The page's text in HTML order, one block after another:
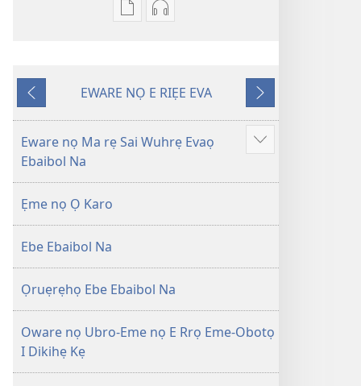
Oghẹrẹ
nọ
rẹ
sae
Ọkpokpọ
Ikereakere
Efuafo
Na
(Onọ
Oghẹrẹ
danlodu
Akpọ
Ọkpokpọ
Na
a
wariẹ
fa
evaọ
2013)
Onọ
U
Kpemu
EWARE NỌ E RIẸE EVA
Onọ
O
Kẹle
Eware nọ Ma rẹ Sai Wuhrẹ Evaọ
Ebaibol Na
Show
Ẹme nọ Ọ Karo
Ebe Ebaibol Na
Ọruẹrẹhọ Ebe Ebaibol Na
Oware nọ Ubro-Eme nọ E Rrọ Eme-Obotọ
I Dikihẹ Kẹ